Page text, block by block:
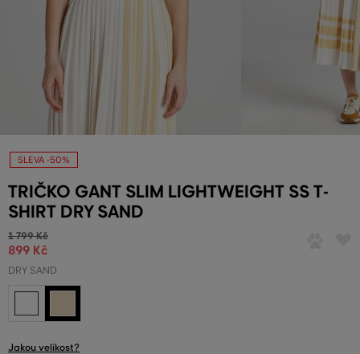
SLEVA -50%
TRIČKO GANT SLIM LIGHTWEIGHT SS T-
SHIRT DRY SAND
1 799 Kč
899 Kč
DRY SAND
Jakou velikost?